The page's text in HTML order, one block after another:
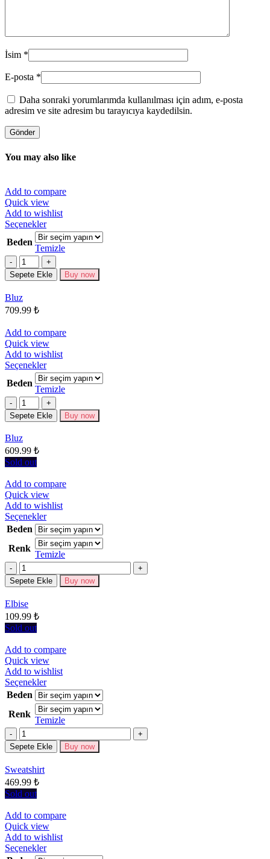
İsim *
E-posta *
Daha sonraki yorumlarımda kullanılması için adım, e-posta
adresim ve site adresim bu tarayıcıya kaydedilsin.
You may also like
Add to compare
Quick view
Add to wishlist
SeçeneklerBu
ürünün
birden
fazla
varyasyonu
var.
Beden
Temizle
Miktar
Sepete Ekle Buy now
Bluz
709.99 ₺
Add to compare
Quick view
Add to wishlist
SeçeneklerBu
ürünün
birden
fazla
varyasyonu
var.
Beden
Temizle
Miktar
Sepete Ekle Buy now
Bluz
609.99 ₺
Sold out
Add to compare
Quick view
Add to wishlist
SeçeneklerBu
ürünün
birden
fazla
varyasyonu
Seçenekler
Beden
Renk
Temizle
Miktar
Sepete Ekle Buy now
Elbise
109.99 ₺
Sold out
Add to compare
Quick view
Add to wishlist
SeçeneklerBu
ürünün
birden
fazla
varyasyonu
Seçenekler
Beden
Renk
Temizle
Miktar
Sepete Ekle Buy now
Sweatshirt
469.99 ₺
Sold out
Add to compare
Quick view
Add to wishlist
SeçeneklerBu